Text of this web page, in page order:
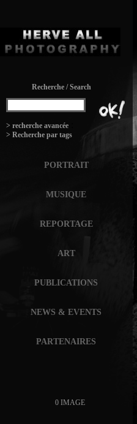
Recherche / Search
> recherche avancée
> Recherche par tags
PORTRAIT
MUSIQUE
REPORTAGE
ART
PUBLICATIONS
NEWS & EVENTS
PARTENAIRES
0 IMAGE